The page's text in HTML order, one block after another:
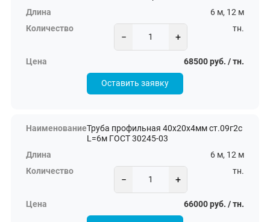
6 м, 12 м
− +
тн.
68500 руб. / тн.
Оставить заявку
Труба профильная 40х20х4мм ст.09г2с
L=6м ГОСТ 30245-03
6 м, 12 м
− +
тн.
66000 руб. / тн.